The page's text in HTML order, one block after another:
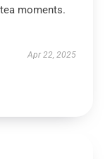
moments.
Apr 22, 2025